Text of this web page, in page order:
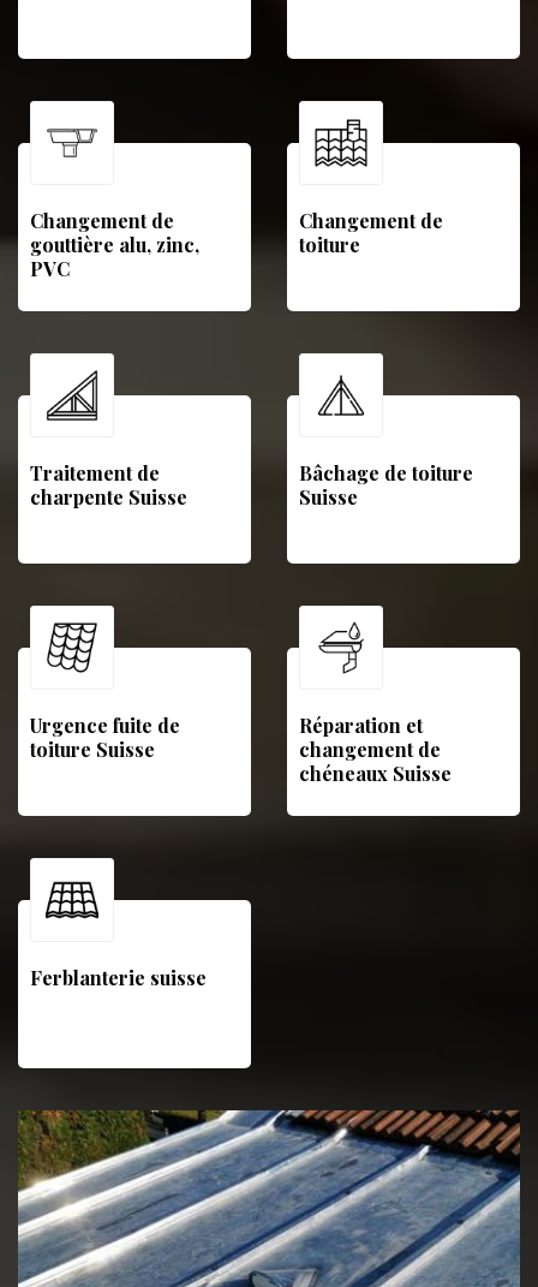
Changement de
gouttière alu, zinc,
PVC
Changement de
toiture
Traitement de
charpente Suisse
Bâchage de toiture
Suisse
Urgence fuite de
toiture Suisse
Réparation et
changement de
chéneaux Suisse
Ferblanterie suisse